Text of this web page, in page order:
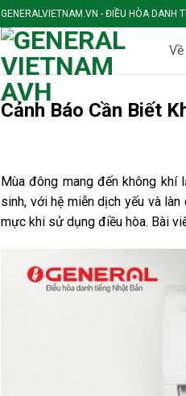
GENERALVIETNAM.VN - ĐIỀU HÒA DANH
Cảnh Báo Cần Biết
Mùa đông mang đến không khí
sinh, với hệ miễn dịch yếu và
mực khi sử dụng điều hòa. Bài